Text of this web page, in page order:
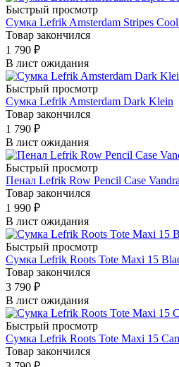
Быстрый просмотр
Сумка Lefrik Amsterdam Stripes
Товар закончился
1 790 ₽
В лист ожидания
Быстрый просмотр
Сумка Lefrik Amsterdam Dark Klein
Товар закончился
1 790 ₽
В лист ожидания
Быстрый просмотр
Пенал Lefrik Row Pencil Case
Товар закончился
1 990 ₽
В лист ожидания
Быстрый просмотр
Сумка Lefrik Roots Tote Maxi 15
Товар закончился
3 790 ₽
В лист ожидания
Быстрый просмотр
Сумка Lefrik Roots Tote Maxi 15
Товар закончился